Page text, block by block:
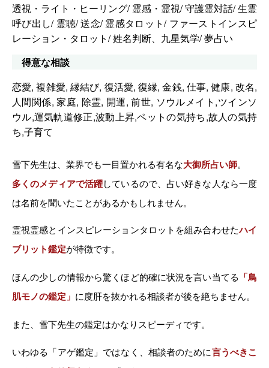
透視・ライト・ヒーリング/ 霊感・霊視/ 守護霊対話/ 生霊
呼び出し/ 霊聴/ 送念/ 霊感タロット/ ファーストインスピ
レーション・タロット/ 姓名判断、九星気学/ 夢占い
得意な相談
恋愛, 複雑愛, 縁結び, 復活愛, 復縁, 金銭, 仕事, 健康, 改名,
人間関係, 家庭, 除霊, 開運, 前世, ソウルメイト,ツインソ
ウル,運気軌道修正,波動上昇,ペットの気持ち,故人の気持
ち,子育て
雪下先生は、業界でも一目置かれる有名な大御所占い師。
多くのメディアで活躍しているので、占い好きな人なら一度
は名前を聞いたことがあるかもしれません。
霊視霊感とインスピレーションタロットを組み合わせたハイ
ブリット鑑定が特徴です。
ほんの少しの情報から驚くほど的確に状況を言い当てる 「鳥
肌モノの鑑定」 に度肝を抜かれる相談者が後を絶ちません。
また、雪下先生の鑑定はかなりスピーディです。
いわゆる「アゲ鑑定」ではなく、相談者のために言うべきこ